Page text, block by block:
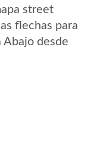
street
flechas para
Abajo desde